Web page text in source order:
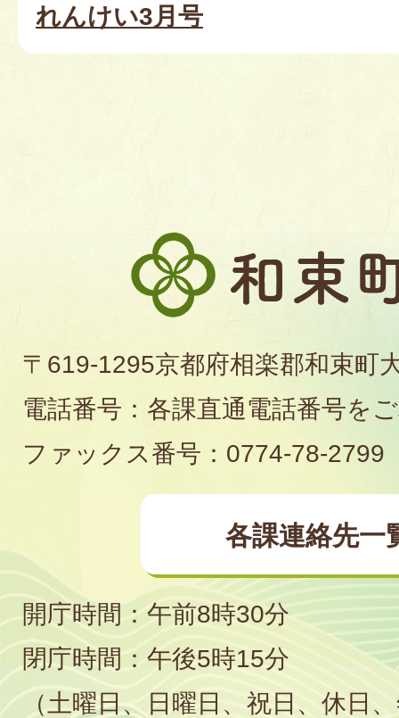
れんけい3月号
和
束
役
場
〒619-1295京都府相楽郡和束町
電話番号：各課直通電話番号を
ファックス番号：0774-78-2799
各課連絡先一
開庁時間：午前8時30分
閉庁時間：午後5時15分
（土曜日、日曜日、祝日、休日